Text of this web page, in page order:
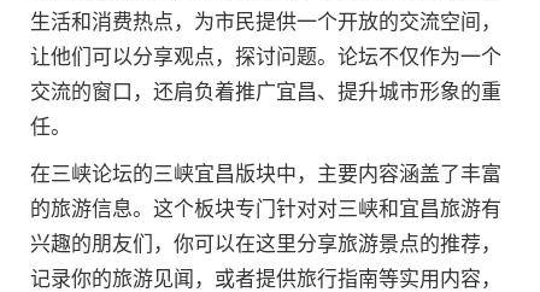
生活和消费热点，为市民提供一个开放的交流空间，
让他们可以分享观点，探讨问题。论坛不仅作为一个
交流的窗口，还肩负着推广宜昌、提升城市形象的重
任。
在三峡论坛的三峡宜昌版块中，主要内容涵盖了丰富
的旅游信息。这个板块专门针对对三峡和宜昌旅游有
兴趣的朋友们，你可以在这里分享旅游景点的推荐，
记录你的旅游见闻，或者提供旅行指南等实用内容，